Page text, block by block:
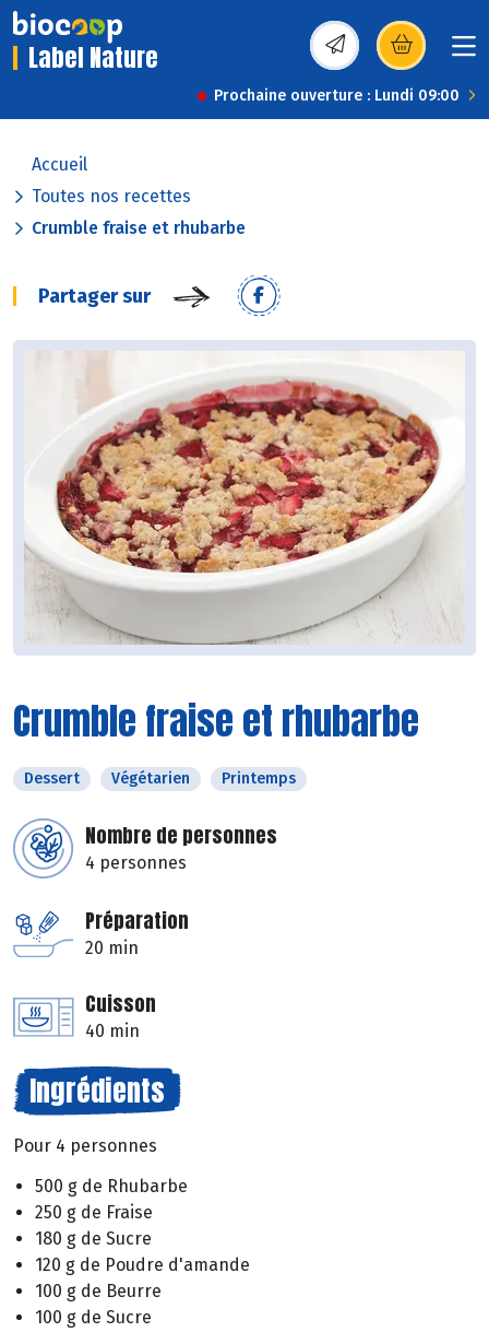
Label Nature (s’ouvre dans une
Prochaine ouverture : Lundi 09:00
Accueil
Toutes nos recettes
Crumble fraise et rhubarbe
Partager sur
Crumble fraise et rhubarbe
Dessert Végétarien Printemps
Nombre de personnes
4 personnes
Préparation
20 min
Cuisson
40 min
Ingrédients
Pour 4 personnes
500 g de Rhubarbe
250 g de Fraise
180 g de Sucre
120 g de Poudre d'amande
100 g de Beurre
100 g de Sucre